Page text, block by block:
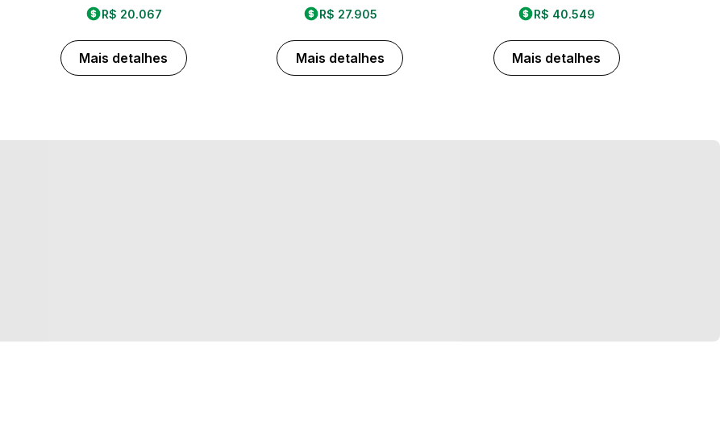
R$ 20.067
Mais detalhes
R$ 27.905
Mais detalhes
R$ 40.549
Mais detalhes